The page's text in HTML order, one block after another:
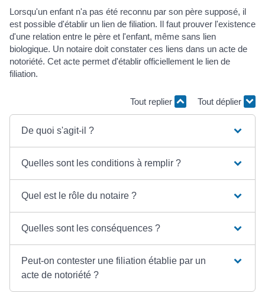
Lorsqu'un enfant n'a pas été reconnu par son père supposé, il
est possible d'établir un lien de filiation. Il faut prouver l'existence
d'une relation entre le père et l'enfant, même sans lien
biologique. Un notaire doit constater ces liens dans un acte de
notoriété. Cet acte permet d'établir officiellement le lien de
filiation.
Tout replier Tout déplier
De quoi s'agit-il ?
Quelles sont les conditions à remplir ?
Quel est le rôle du notaire ?
Quelles sont les conséquences ?
Peut-on contester une filiation établie par un
acte de notoriété ?